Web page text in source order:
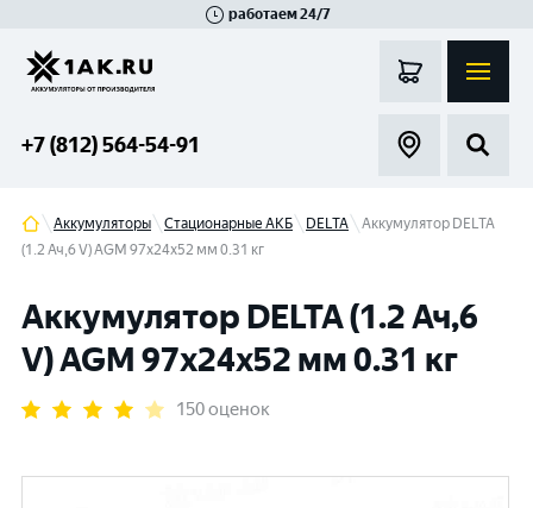
работаем 24/7
+7 (812) 564-54-91
Аккумуляторы Стационарные АКБ DELTA
Аккумулятор DELTA
(1.2 Ач,6 V) AGM 97x24x52 мм 0.31 кг
Аккумулятор DELTA (1.2 Ач,6
V) AGM 97x24x52 мм 0.31 кг
150 оценок
Гатчина